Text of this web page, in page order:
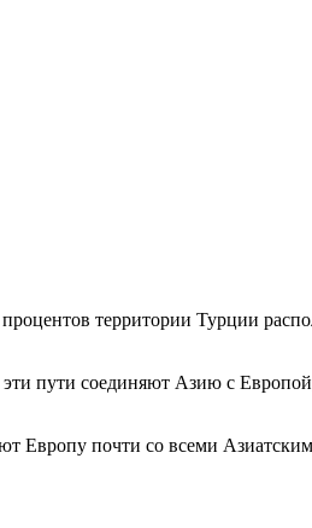
территории Турции
пути соединяют Азию с
Европу почти со всеми